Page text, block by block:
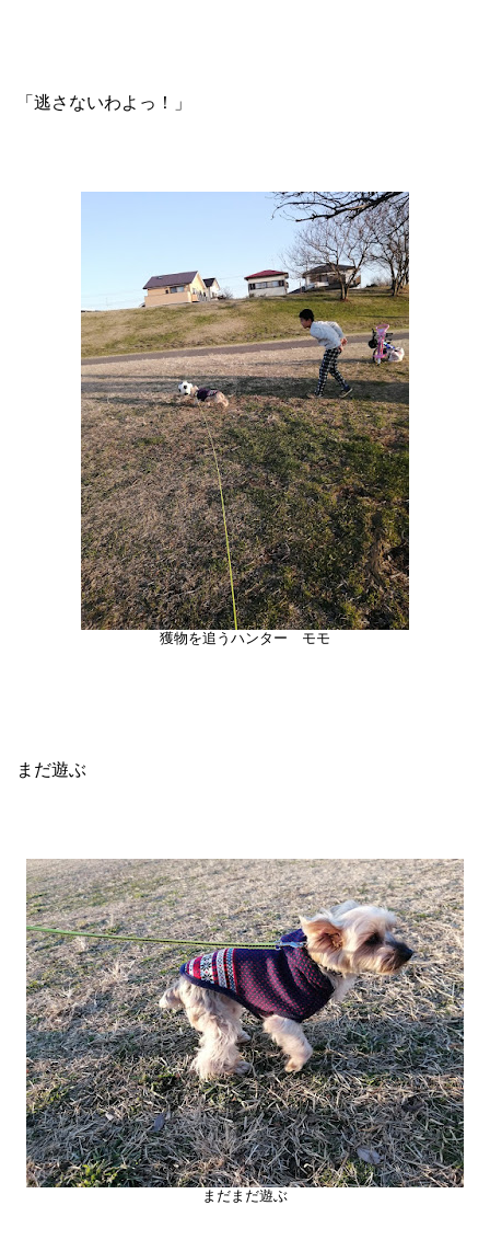
「逃さないわよっ！」
獲物を追うハンター モモ
まだ遊ぶ
まだまだ遊ぶ